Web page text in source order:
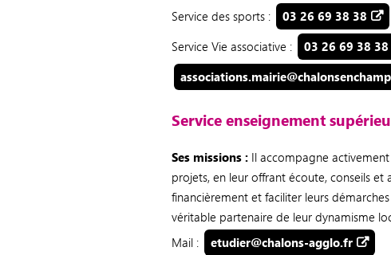
Service des sports :
03 26 69 38 38
Service Vie associative :
03 26 69 38 38
Service enseignement
Ses missions : Il accompagne
projets, en leur offrant écoute, conseils
financièrement et faciliter leurs
véritable partenaire de leur dynamisme
Mail :
etudier@chalons-agglo.fr